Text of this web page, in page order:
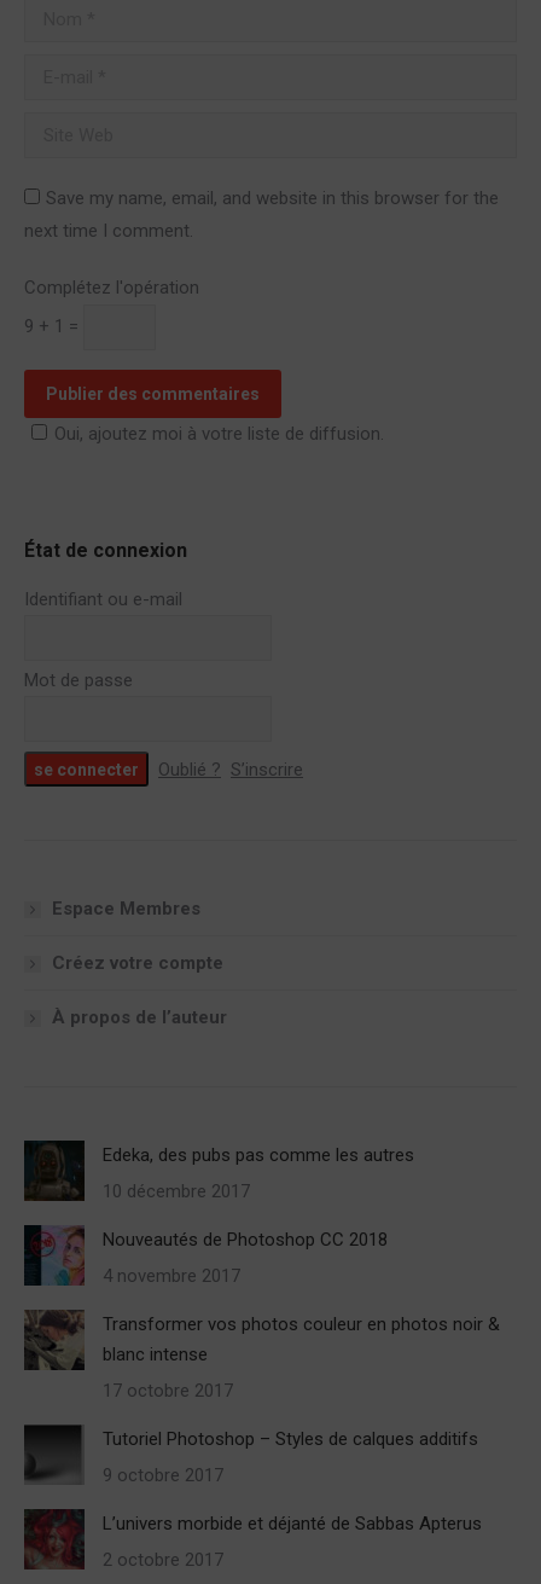
Save my name, email, and website in this browser for the
next time I comment.
Complétez l'opération
9 + 1 =
Publier des commentaires
Oui, ajoutez moi à votre liste de diffusion.
État de connexion
Identifiant ou e-mail
Mot de passe
Oublié ? S’inscrire
Espace Membres
Créez votre compte
À propos de l’auteur
Edeka, des pubs pas comme les autres
10 décembre 2017
Nouveautés de Photoshop CC 2018
4 novembre 2017
Transformer vos photos couleur en photos noir &
blanc intense
17 octobre 2017
Tutoriel Photoshop – Styles de calques additifs
9 octobre 2017
L’univers morbide et déjanté de Sabbas Apterus
2 octobre 2017